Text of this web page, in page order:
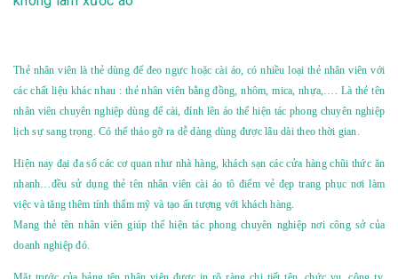
Thẻ nhân viên là thẻ dùng để đeo ngực hoặc cài áo, có nhiều loại thẻ nhân viên với
các chất liệu khác nhau : thẻ nhân viên bằng đồng, nhôm, mica, nhựa,…. Là thẻ tên
nhân viên chuyên nghiệp dùng để cài, đính lên áo thể hiện tác phong chuyên nghiệp
lịch sự sang trọng. Có thể tháo gỡ ra dễ dàng dùng được lâu dài theo thời gian.
Hiện nay đại đa số các cơ quan như nhà hàng, khách sạn các cửa hàng chũi thức ăn
nhanh…đều sử dụng thẻ tên nhân viên cài áo tô điểm vẻ đẹp trang phục nơi làm
việc và tăng thêm tính thẩm mỹ và tạo ấn tượng với khách hàng.
Mang thẻ tên nhân viên giúp thể hiện tác phong chuyên nghiệp nơi công sở của
doanh nghiệp đó.